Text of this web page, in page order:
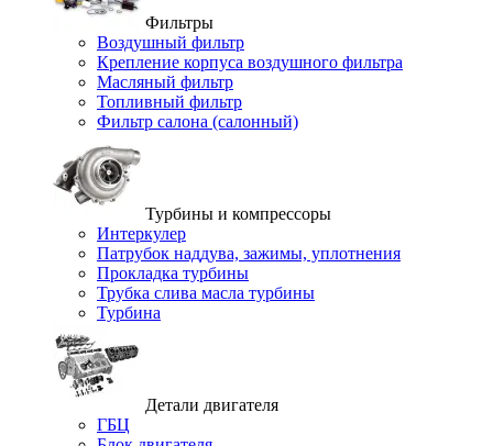
Фильтры
Воздушный фильтр
Крепление корпуса воздушного фильтра
Масляный фильтр
Топливный фильтр
Фильтр салона (салонный)
Турбины и компрессоры
Интеркулер
Патрубок наддува, зажимы, уплотнения
Прокладка турбины
Трубка слива масла турбины
Турбина
Детали двигателя
ГБЦ